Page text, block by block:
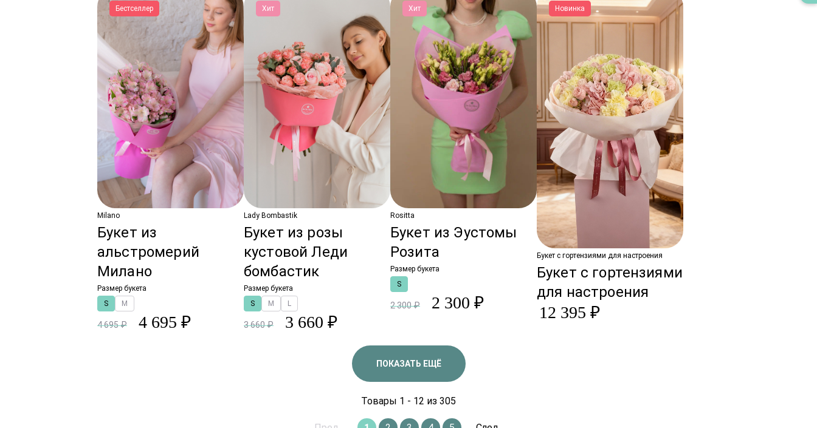
Бестселлер
Milano
Букет из
альстромерий
Милано
Размер букета
S
M
4 695 ₽ 4 695 ₽
Хит
Lady Bombastik
Букет из розы
кустовой Леди
бомбастик
Размер букета
S
M L
3 660 ₽ 3 660 ₽
Хит
Rositta
Букет из Эустомы
Розита
Размер букета
S
2 300 ₽ 2 300 ₽
Новинка
Букет с гортензиями для настроения
Букет с гортензиями
для настроения
12 395 ₽
ПОКАЗАТЬ ЕЩЁ
Товары 1 - 12 из 305